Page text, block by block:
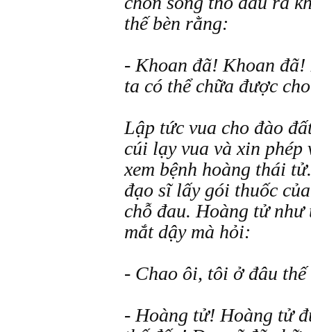
thế bèn rằng:
- Khoan đã! Khoan
ta có thể chữa được
Lập tức vua cho đào
cúi lạy vua và xin phép
xem bệnh hoàng thái
đạo sĩ lấy gói thuốc
chỗ đau. Hoàng tử
mắt dậy mà hỏi:
- Chao ôi, tôi ở đâu thế
- Hoàng tử! Hoàng tử